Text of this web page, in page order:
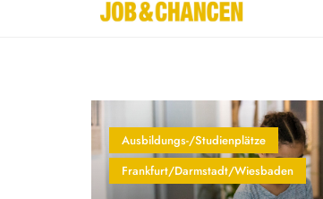
Home Kontakt
Ausbildungs-/Studienplätze
Frankfurt/Darmstadt/Wiesbaden